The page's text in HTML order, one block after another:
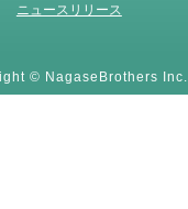
ニュースリリース
© NagaseBrothers Inc.